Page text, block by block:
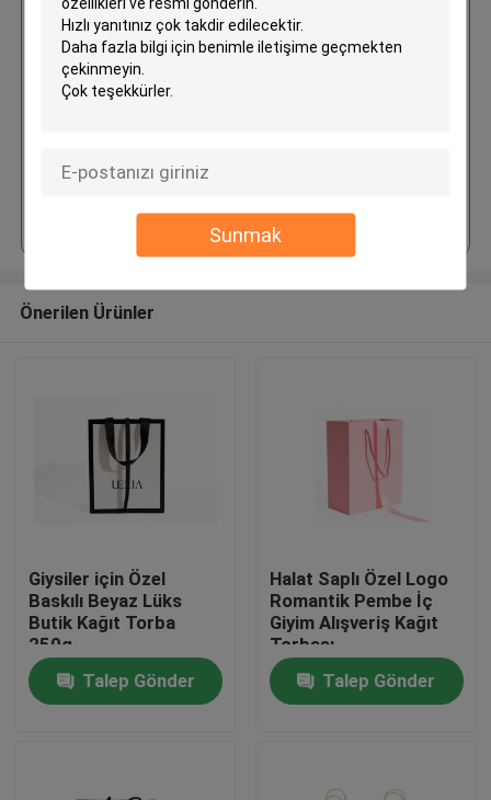
Sunmak
Ev
Hakkımızda
Sağlam Paket Kağıt Torba, Çevre
Dostu Bozunabilir Alışveriş Kağıt
Önerilen Ürünler
Giysiler için Özel
Baskılı Beyaz Lüks
Butik Kağıt Torba
250g
Talep Gönder
Halat Saplı Özel Logo
Romantik Pembe İç
Giyim Alışveriş Kağıt
Torbası
Talep Gönder